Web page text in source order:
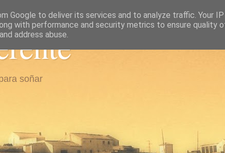
soñar
Google to deliver its services and to analyze traffic. Your
with performance and security metrics to ensure quality
address abuse.